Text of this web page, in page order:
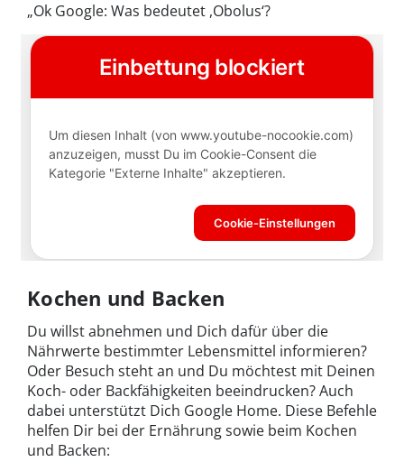
„Ok Google: Was bedeutet ,Obolus‘?
Kochen und Backen
Du willst abnehmen und Dich dafür über die
Nährwerte bestimmter Lebensmittel informieren?
Oder Besuch steht an und Du möchtest mit Deinen
Koch- oder Backfähigkeiten beeindrucken? Auch
dabei unterstützt Dich Google Home. Diese Befehle
helfen Dir bei der Ernährung sowie beim Kochen
und Backen: